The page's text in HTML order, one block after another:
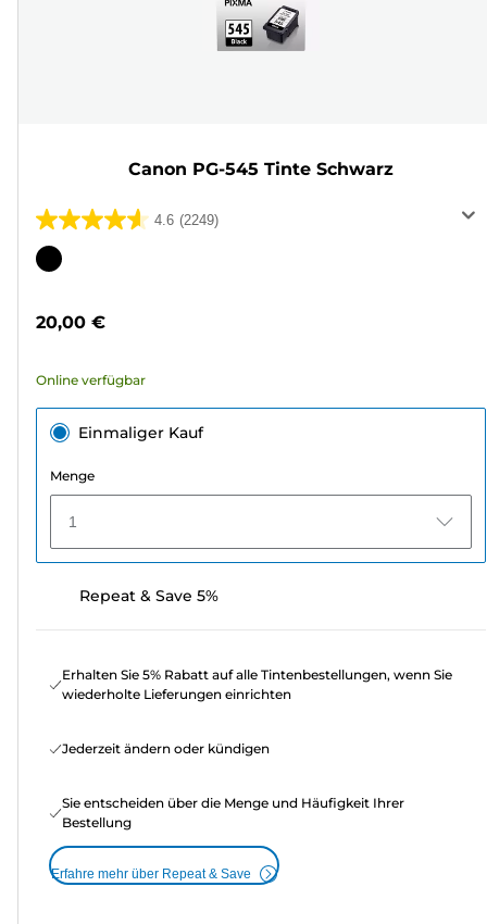
Canon PG-545 Tinte Schwarz
4.6 (2249)
4.6
von
2249
Farbpatrone
20,00 €
Online verfügbar
Einmaliger Kauf
Menge
1
Repeat & Save 5%
Erhalten Sie 5% Rabatt auf alle Tintenbestellungen, wenn Sie
wiederholte Lieferungen einrichten
Jederzeit ändern oder kündigen
Sie entscheiden über die Menge und Häufigkeit Ihrer
Bestellung
Erfahre mehr über Repeat & Save